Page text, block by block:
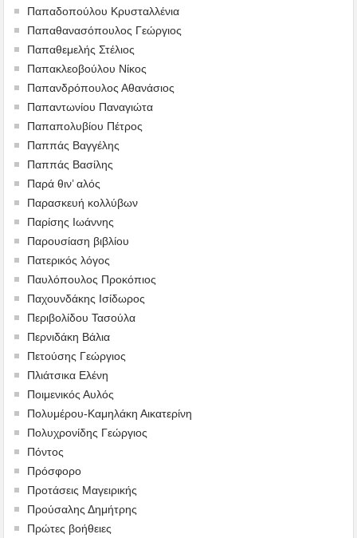
Παπαδοπούλου Κρυσταλλένια
Παπαθανασόπουλος Γεώργιος
Παπαθεμελής Στέλιος
Παπακλεοβούλου Νίκος
Παπανδρόπουλος Αθανάσιος
Παπαντωνίου Παναγιώτα
Παπαπολυβίου Πέτρος
Παππάς Βαγγέλης
Παππάς Βασίλης
Παρά θιν’ αλός
Παρασκευή κολλύβων
Παρίσης Ιωάννης
Παρουσίαση βιβλίου
Πατερικός λόγος
Παυλόπουλος Προκόπιος
Παχουνδάκης Ισίδωρος
Περιβολίδου Τασούλα
Περνιδάκη Βάλια
Πετούσης Γεώργιος
Πλιάτσικα Ελένη
Ποιμενικός Αυλός
Πολυμέρου-Καμηλάκη Αικατερίνη
Πολυχρονίδης Γεώργιος
Πόντος
Πρόσφορο
Προτάσεις Μαγειρικής
Προύσαλης Δημήτρης
Πρώτες βοήθειες